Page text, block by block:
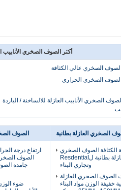
أكثر الصوف الصخري الأنابيب
الصخري عالي الكثافة
الصخري الحراري
الصخري الأنابيب العازلة للالساخنة / الباردة
الصخري العازلة بطانية
الكثافة الصوف الصخري
العازلة بطانية لResdential
وتجاري البناء
الصوف الصخري العازلة
خفيفة الوزن مواد البناء
الصوف
ارتفاع درجة
الصوف
جامدة
ضوء